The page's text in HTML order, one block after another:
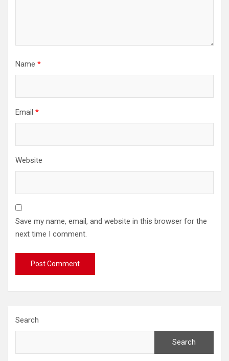
Name *
Email *
Website
Save my name, email, and website in this browser for the
next time I comment.
Search
Search